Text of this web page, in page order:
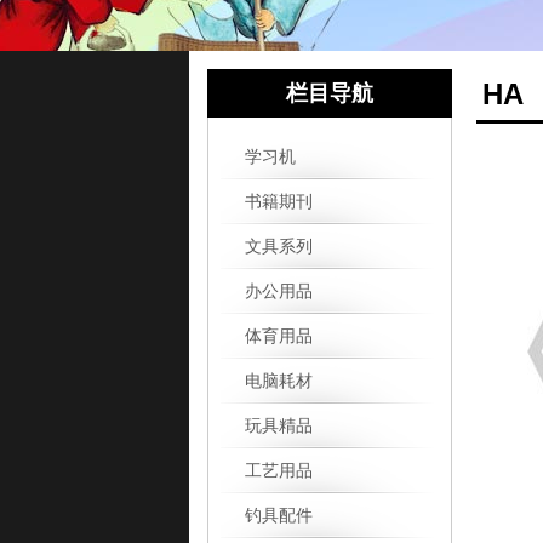
栏目导航
学习机
书籍期刊
文具系列
办公用品
体育用品
电脑耗材
玩具精品
工艺用品
钓具配件
HA